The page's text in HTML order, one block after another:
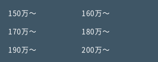
150万〜 160万〜
170万〜 180万〜
190万〜 200万〜